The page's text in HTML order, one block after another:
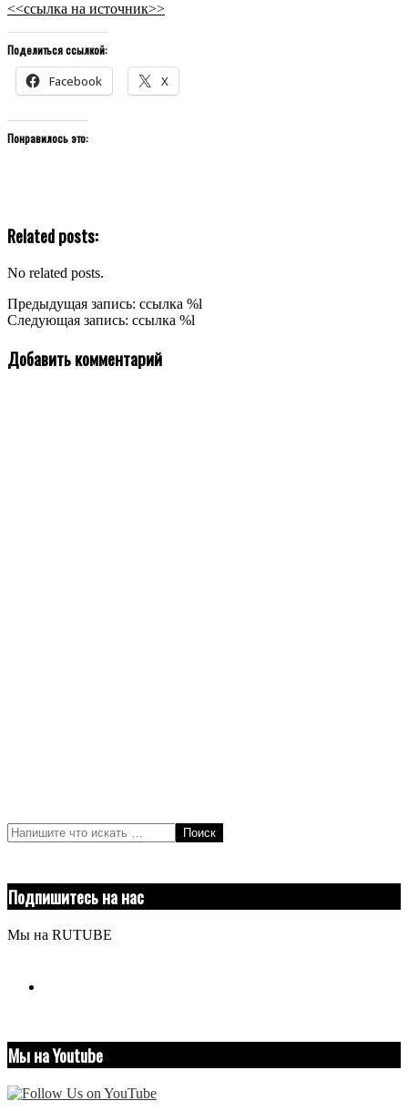
<<ссылка на источник>>
Поделиться ссылкой:
Facebook X
Понравилось это:
Related posts:
No related posts.
2020-
10-
Предыдущая запись: ссылка %l
Следующая запись: ссылка %l
Добавить комментарий
Поиск
Подпишитесь на нас
Мы на RUTUBE
Мы на Youtube